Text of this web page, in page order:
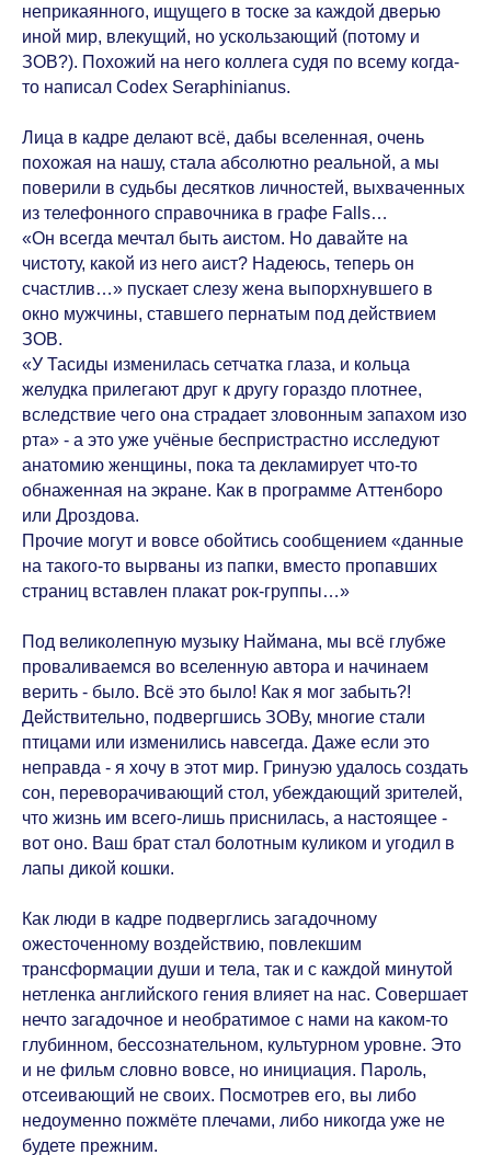
неприкаянного, ищущего в тоске за каждой дверью
иной мир, влекущий, но ускользающий (потому и
ЗОВ?). Похожий на него коллега судя по всему когда-
то написал Codex Seraphinianus.
Лица в кадре делают всё, дабы вселенная, очень
похожая на нашу, стала абсолютно реальной, а мы
поверили в судьбы десятков личностей, выхваченных
из телефонного справочника в графе Falls…
«Он всегда мечтал быть аистом. Но давайте на
чистоту, какой из него аист? Надеюсь, теперь он
счастлив…» пускает слезу жена выпорхнувшего в
окно мужчины, ставшего пернатым под действием
ЗОВ.
«У Тасиды изменилась сетчатка глаза, и кольца
желудка прилегают друг к другу гораздо плотнее,
вследствие чего она страдает зловонным запахом изо
рта» - а это уже учёные беспристрастно исследуют
анатомию женщины, пока та декламирует что-то
обнаженная на экране. Как в программе Аттенборо
или Дроздова.
Прочие могут и вовсе обойтись сообщением «данные
на такого-то вырваны из папки, вместо пропавших
страниц вставлен плакат рок-группы…»
Под великолепную музыку Наймана, мы всё глубже
проваливаемся во вселенную автора и начинаем
верить - было. Всё это было! Как я мог забыть?!
Действительно, подвергшись ЗОВу, многие стали
птицами или изменились навсегда. Даже если это
неправда - я хочу в этот мир. Гринуэю удалось создать
сон, переворачивающий стол, убеждающий зрителей,
что жизнь им всего-лишь приснилась, а настоящее -
вот оно. Ваш брат стал болотным куликом и угодил в
лапы дикой кошки.
Как люди в кадре подверглись загадочному
ожесточенному воздействию, повлекшим
трансформации души и тела, так и с каждой минутой
нетленка английского гения влияет на нас. Совершает
нечто загадочное и необратимое с нами на каком-то
глубинном, бессознательном, культурном уровне. Это
и не фильм словно вовсе, но инициация. Пароль,
отсеивающий не своих. Посмотрев его, вы либо
недоуменно пожмёте плечами, либо никогда уже не
будете прежним.